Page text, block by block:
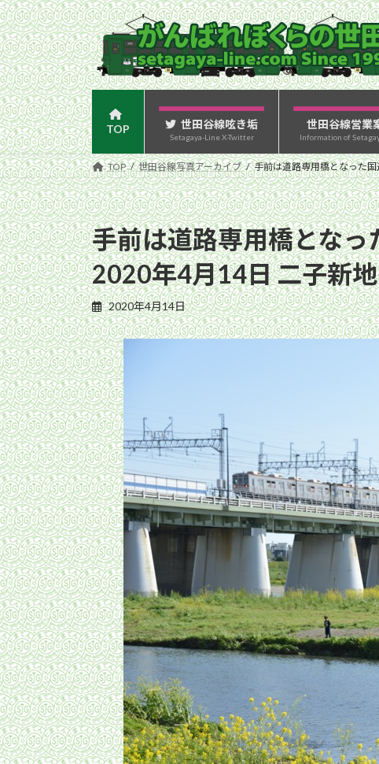
コ
ン
テ
ン
ツ
へ
ス
キ
ッ
プ
ナ
ビ
ゲ
ー
シ
ョ
ン
に
移
動
TOP 世田谷線呟き垢
Setagaya-Line X-Twitter
世田谷線営業
Information of
TOP 世田谷線写真アーカイブ 手前は道路専用橋となった
手前は道路専用橋とな
2020年4月14日 二子新
2020年4月14日